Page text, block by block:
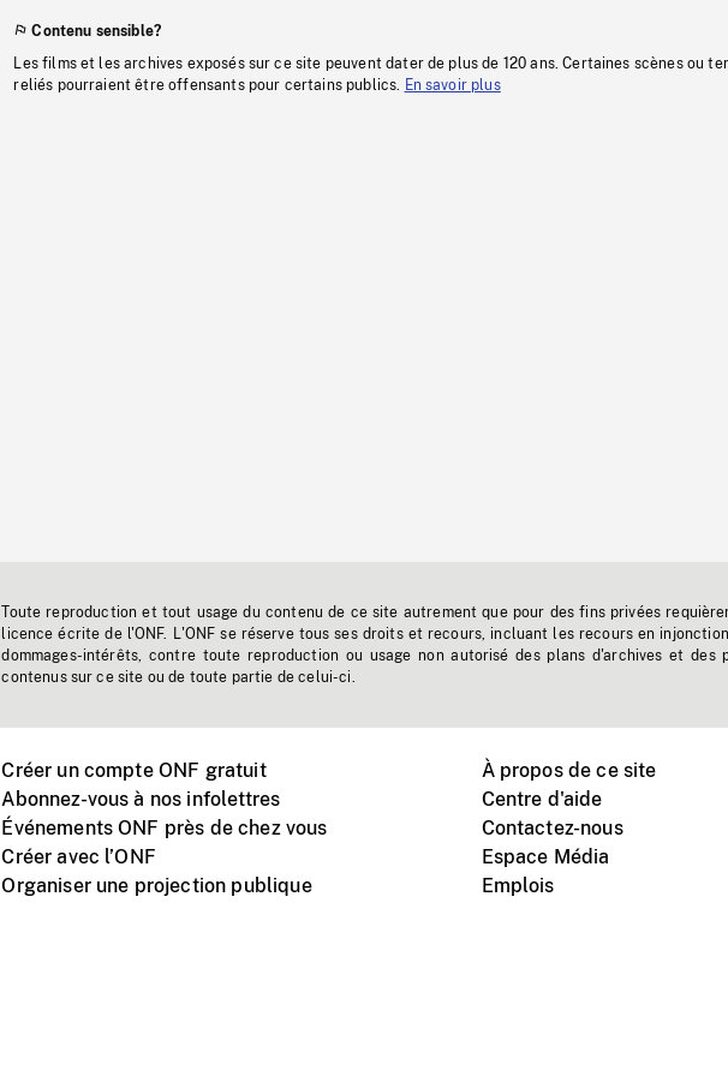
Contenu sensible?
Les films et les archives exposés sur ce site peuvent dater de plus de 120 ans. Certaines scènes ou
reliés pourraient être offensants pour certains publics.
En savoir plus
Toute reproduction et tout usage du contenu de ce site autrement que pour des fins privées
licence écrite de l'ONF. L'ONF se réserve tous ses droits et recours, incluant les recours en
dommages-intérêts, contre toute reproduction ou usage non autorisé des plans d'archives et des
contenus sur ce site ou de toute partie de celui-ci.
Créer un compte ONF gratuit
Abonnez-vous à nos infolettres
Événements ONF près de chez vous
Créer avec l’ONF
Organiser une projection publique
À propos de ce site
Centre d'aide
Contactez-nous
Espace Média
Emplois